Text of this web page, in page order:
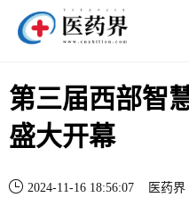
第三届西部智
盛大开幕
2024-11-16 18:56:07 医药界